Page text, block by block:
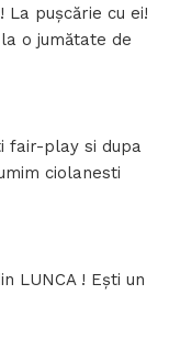
pușcărie cu ei!
o jumătate de
fair-play si dupa
ciolanesti
LUNCA ! Ești un